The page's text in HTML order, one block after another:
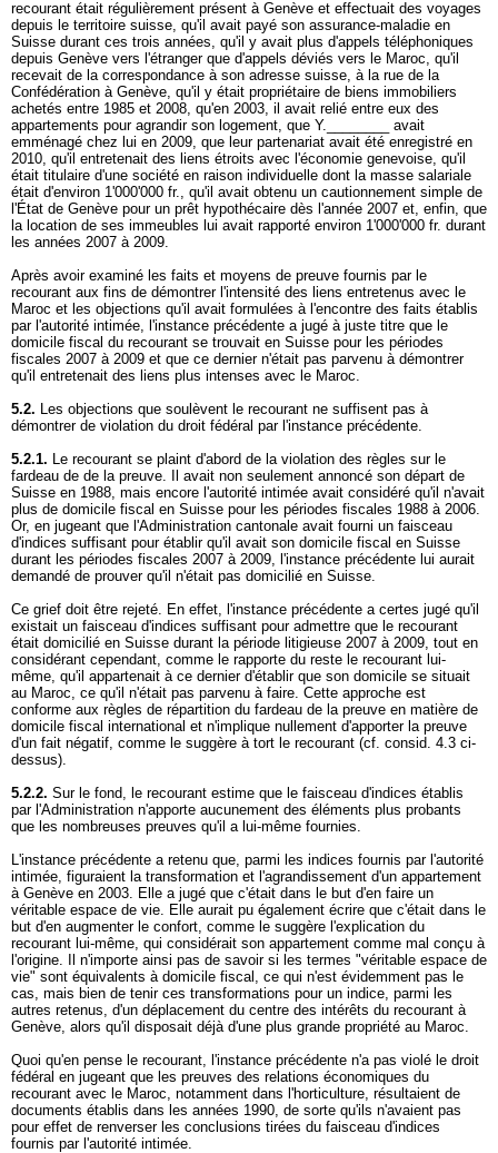
recourant était régulièrement présent à Genève et effectuait des voyages
depuis le territoire suisse, qu'il avait payé son assurance-maladie en
Suisse durant ces trois années, qu'il y avait plus d'appels téléphoniques
depuis Genève vers l'étranger que d'appels déviés vers le Maroc, qu'il
recevait de la correspondance à son adresse suisse, à la rue de la
Confédération à Genève, qu'il y était propriétaire de biens immobiliers
achetés entre 1985 et 2008, qu'en 2003, il avait relié entre eux des
appartements pour agrandir son logement, que Y.________ avait
emménagé chez lui en 2009, que leur partenariat avait été enregistré en
2010, qu'il entretenait des liens étroits avec l'économie genevoise, qu'il
était titulaire d'une société en raison individuelle dont la masse salariale
était d'environ 1'000'000 fr., qu'il avait obtenu un cautionnement simple de
l'État de Genève pour un prêt hypothécaire dès l'année 2007 et, enfin, que
la location de ses immeubles lui avait rapporté environ 1'000'000 fr. durant
les années 2007 à 2009.
Après avoir examiné les faits et moyens de preuve fournis par le
recourant aux fins de démontrer l'intensité des liens entretenus avec le
Maroc et les objections qu'il avait formulées à l'encontre des faits établis
par l'autorité intimée, l'instance précédente a jugé à juste titre que le
domicile fiscal du recourant se trouvait en Suisse pour les périodes
fiscales 2007 à 2009 et que ce dernier n'était pas parvenu à démontrer
qu'il entretenait des liens plus intenses avec le Maroc.
5.2. Les objections que soulèvent le recourant ne suffisent pas à
démontrer de violation du droit fédéral par l'instance précédente.
5.2.1. Le recourant se plaint d'abord de la violation des règles sur le
fardeau de de la preuve. Il avait non seulement annoncé son départ de
Suisse en 1988, mais encore l'autorité intimée avait considéré qu'il n'avait
plus de domicile fiscal en Suisse pour les périodes fiscales 1988 à 2006.
Or, en jugeant que l'Administration cantonale avait fourni un faisceau
d'indices suffisant pour établir qu'il avait son domicile fiscal en Suisse
durant les périodes fiscales 2007 à 2009, l'instance précédente lui aurait
demandé de prouver qu'il n'était pas domicilié en Suisse.
Ce grief doit être rejeté. En effet, l'instance précédente a certes jugé qu'il
existait un faisceau d'indices suffisant pour admettre que le recourant
était domicilié en Suisse durant la période litigieuse 2007 à 2009, tout en
considérant cependant, comme le rapporte du reste le recourant lui-
même, qu'il appartenait à ce dernier d'établir que son domicile se situait
au Maroc, ce qu'il n'était pas parvenu à faire. Cette approche est
conforme aux règles de répartition du fardeau de la preuve en matière de
domicile fiscal international et n'implique nullement d'apporter la preuve
d'un fait négatif, comme le suggère à tort le recourant (cf. consid. 4.3 ci-
dessus).
5.2.2. Sur le fond, le recourant estime que le faisceau d'indices établis
par l'Administration n'apporte aucunement des éléments plus probants
que les nombreuses preuves qu'il a lui-même fournies.
L'instance précédente a retenu que, parmi les indices fournis par l'autorité
intimée, figuraient la transformation et l'agrandissement d'un appartement
à Genève en 2003. Elle a jugé que c'était dans le but d'en faire un
véritable espace de vie. Elle aurait pu également écrire que c'était dans le
but d'en augmenter le confort, comme le suggère l'explication du
recourant lui-même, qui considérait son appartement comme mal conçu à
l'origine. Il n'importe ainsi pas de savoir si les termes "véritable espace de
vie" sont équivalents à domicile fiscal, ce qui n'est évidemment pas le
cas, mais bien de tenir ces transformations pour un indice, parmi les
autres retenus, d'un déplacement du centre des intérêts du recourant à
Genève, alors qu'il disposait déjà d'une plus grande propriété au Maroc.
Quoi qu'en pense le recourant, l'instance précédente n'a pas violé le droit
fédéral en jugeant que les preuves des relations économiques du
recourant avec le Maroc, notamment dans l'horticulture, résultaient de
documents établis dans les années 1990, de sorte qu'ils n'avaient pas
pour effet de renverser les conclusions tirées du faisceau d'indices
fournis par l'autorité intimée.